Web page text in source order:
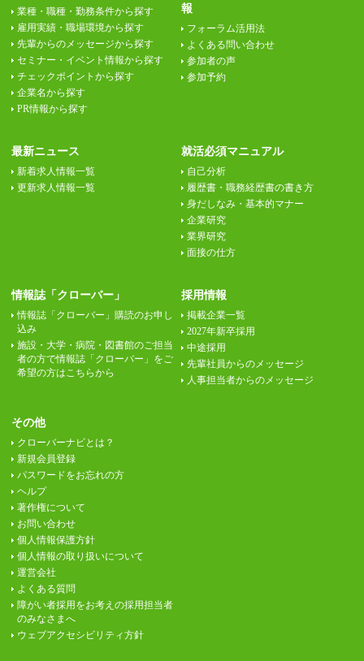
業種・職種・勤務条件から探す
雇用実績・職場環境から探す
先輩からのメッセージから探す
セミナー・イベント情報から探す
チェックポイントから探す
企業名から探す
PR情報から探す
報
フォーラム活用法
よくある問い合わせ
参加者の声
参加予約
最新ニュース
新着求人情報一覧
更新求人情報一覧
就活必須マニュアル
自己分析
履歴書・職務経歴書の書き方
身だしなみ・基本的マナー
企業研究
業界研究
面接の仕方
情報誌「クローバー」
情報誌「クローバー」購読のお申し
込み
施設・大学・病院・図書館のご担当
者の方で情報誌「クローバー」をご
希望の方はこちらから
採用情報
掲載企業一覧
2027年新卒採用
中途採用
先輩社員からのメッセージ
人事担当者からのメッセージ
その他
クローバーナビとは？
新規会員登録
パスワードをお忘れの方
ヘルプ
著作権について
お問い合わせ
個人情報保護方針
個人情報の取り扱いについて
運営会社
よくある質問
障がい者採用をお考えの採用担当者
のみなさまへ
ウェブアクセシビリティ方針